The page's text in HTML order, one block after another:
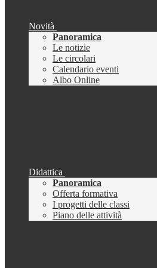
Novità
Panoramica
Le notizie
Le circolari
Calendario eventi
Albo Online
Didattica
Panoramica
Offerta formativa
I progetti delle classi
Piano delle attività